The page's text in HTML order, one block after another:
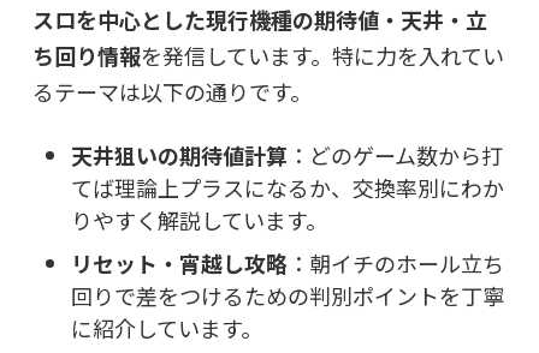
スロを中心とした現行機種の期待値・天井・立
ち回り情報を発信しています。特に力を入れてい
るテーマは以下の通りです。
天井狙いの期待値計算 ：どのゲーム数から打
てば理論上プラスになるか、交換率別にわか
りやすく解説しています。
リセット・宵越し攻略 ：朝イチのホール立ち
回りで差をつけるための判別ポイントを丁寧
に紹介しています。